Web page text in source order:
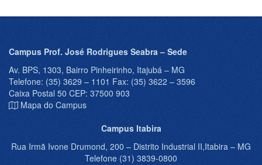
Campus Prof. José Rodrigues Seabra – Sede
Av. BPS, 1303, Bairro Pinheirinho, Itajubá – MG
Telefone: (35) 3629 – 1101 Fax: (35) 3622 – 3596
Caixa Postal 50 CEP: 37500 903
Mapa do Campus
Campus Itabira
Rua Irmã Ivone Drumond, 200 – Distrito Industrial II,Itabira – MG
Telefone (31) 3839-0800